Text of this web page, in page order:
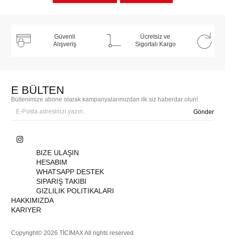
Güvenli
Alışveriş
Ücretsiz ve
Sigortalı Kargo
E BÜLTEN
Bültenimize abone olarak kampanyalarımızdan ilk siz haberdar olun!
Gönder
BIZE ULAŞIN
HESABIM
WHATSAPP DESTEK
SIPARIŞ TAKIBI
GIZLILIK POLITIKALARI
HAKKIMIZDA
KARIYER
Copyright© 2026 TİCİMAX All rights reserved.